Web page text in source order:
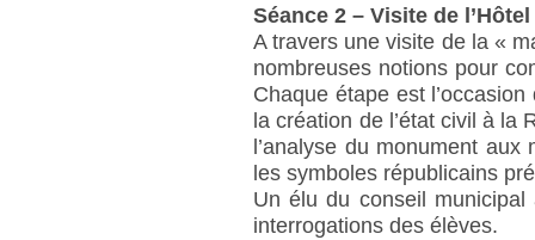
Séance 2 – Visite de
A travers une visite de la «
nombreuses notions pour
Chaque étape est
la création de l’état civil à la
l’analyse du monument
les symboles républicains
Un élu du conseil
interrogations des élèves.